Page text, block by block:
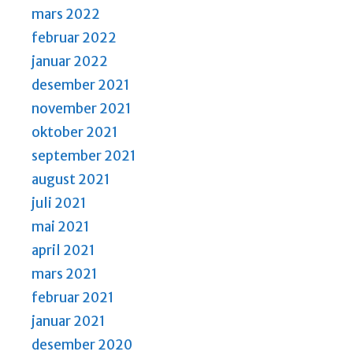
mars 2022
februar 2022
januar 2022
desember 2021
november 2021
oktober 2021
september 2021
august 2021
juli 2021
mai 2021
april 2021
mars 2021
februar 2021
januar 2021
desember 2020